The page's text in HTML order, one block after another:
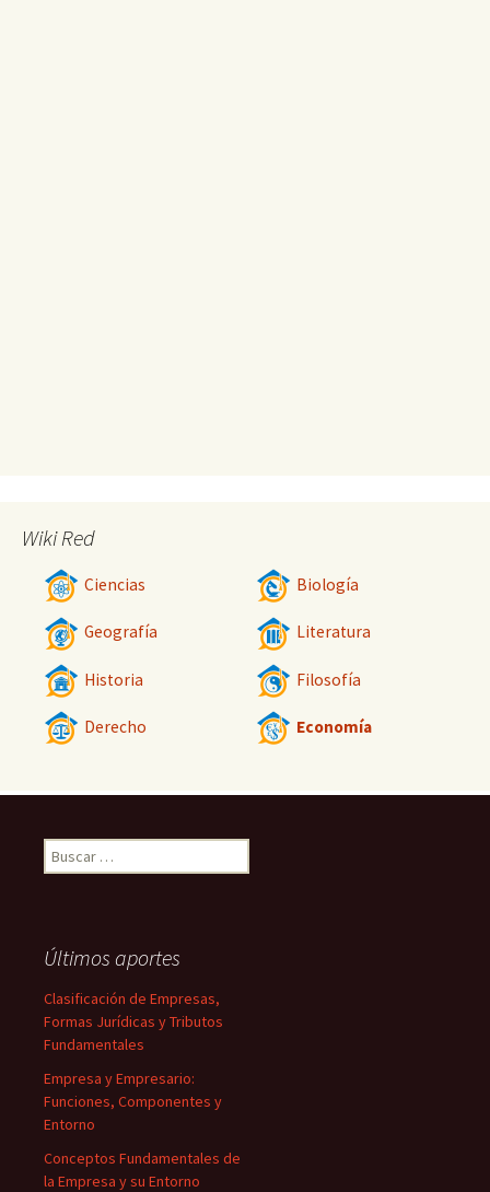
Wiki Red
Ciencias Biología
Geografía Literatura
Historia Filosofía
Derecho Economía
Buscar:
Últimos aportes
Clasificación de Empresas,
Formas Jurídicas y Tributos
Fundamentales
Empresa y Empresario:
Funciones, Componentes y
Entorno
Conceptos Fundamentales de
la Empresa y su Entorno